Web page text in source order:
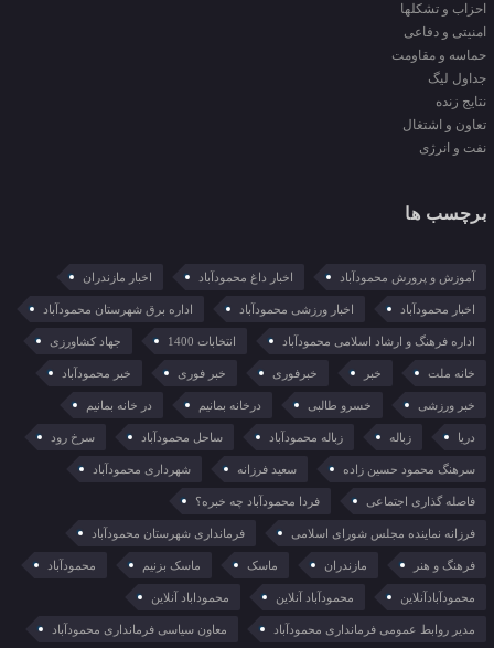
احزاب و تشکلها
امنیتی و دفاعی
حماسه و مقاومت
جداول لیگ
نتایج زنده
تعاون و اشتغال
نفت و انرژی
برچسب ها
آموزش و پرورش محمودآباد اخبار داغ محمودآباد اخبار مازندران
اخبار محمودآباد اخبار ورزشی محمودآباد اداره برق شهرستان محمودآباد
اداره فرهنگ و ارشاد اسلامی محمودآباد انتخابات 1400 جهاد کشاورزی
خانه ملت خبر خبرفوری خبر فوری خبر محمودآباد
خبر ورزشی خسرو طالبی درخانه بمانیم در خانه بمانیم
دریا زباله زباله محمودآباد ساحل محمودآباد سرخ رود
سرهنگ محمود حسین زاده سعید فرزانه شهرداری محمودآباد
فاصله گذاری اجتماعی فردا محمودآباد چه خبره؟
فرزانه نماینده مجلس شورای اسلامی فرمانداری شهرستان محمودآباد
فرهنگ و هنر مازندران ماسک ماسک بزنیم محمودآباد
محمودآبادآنلاین محمودآباد آنلاین محموداباد آنلاین
مدیر روابط عمومی فرمانداری محمودآباد معاون سیاسی فرمانداری محمودآباد